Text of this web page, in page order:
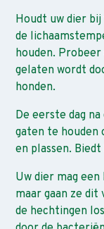
Houdt uw dier
de
houden.
gelaten wordt
honden.
De eerste dag
gaten te houden
en plassen.
Uw dier mag
maar gaan ze dit
de hechtingen